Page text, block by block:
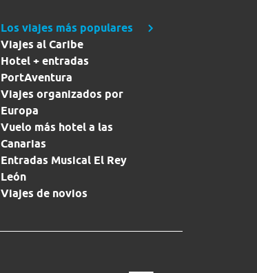
Los viajes más populares
Viajes al Caribe
Hotel + entradas
PortAventura
Viajes organizados por
Europa
Vuelo más hotel a las
Canarias
Entradas Musical El Rey
León
Viajes de novios